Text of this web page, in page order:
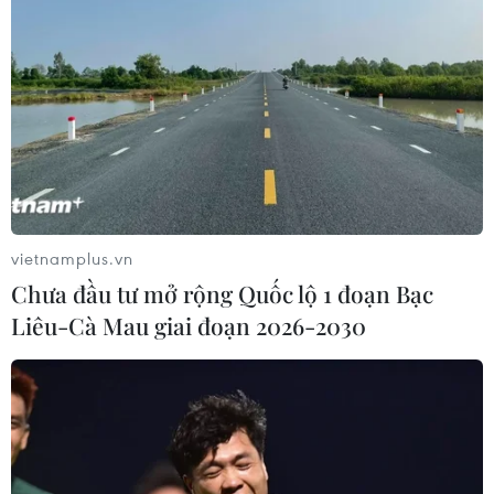
Dòng tiền cũng chú ý nhiều đến nhóm cổ phiếu
vốn hóa vừa phiên hôm nay, đây cũng là nhân
tố giúp thị trường giao dịch sôi động hơn./.
(TTXVN/Vietnam+)
vietnamplus.vn
Chưa đầu tư mở rộng Quốc lộ 1 đoạn Bạc
Liêu-Cà Mau giai đoạn 2026-2030